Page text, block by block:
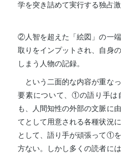
学を突き詰めて実行する独占激
②人智を超えた「絵図」の一
取りをインプットされ、自身
しまう人物の記録。
という二面的な内容が重な
要素について、①の語り手は
も、人間知性の外部の文脈に
てとして用意される各種状況
として、語り手が頑張って①
方ない。しかし多くの読者に